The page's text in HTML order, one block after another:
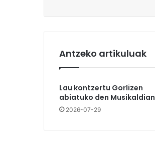
Antzeko artikuluak
Lau kontzertu Gorlizen
abiatuko den Musikaldian
2026-07-29